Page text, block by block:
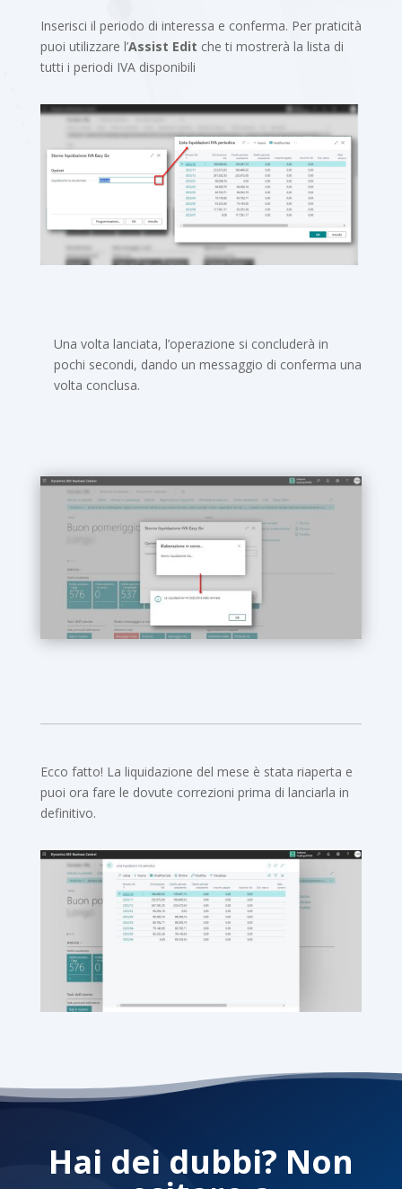
Inserisci il periodo di interessa e conferma. Per praticità
puoi utilizzare l’Assist Edit che ti mostrerà la lista di
tutti i periodi IVA disponibili
Una volta lanciata, l’operazione si concluderà in
pochi secondi, dando un messaggio di conferma una
volta conclusa.
Ecco fatto! La liquidazione del mese è stata riaperta e
puoi ora fare le dovute correzioni prima di lanciarla in
definitivo.
Hai dei dubbi? Non